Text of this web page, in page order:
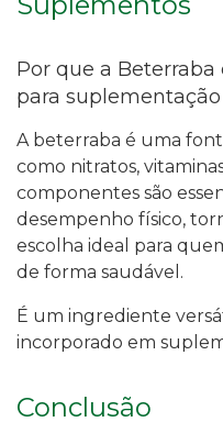
Por que a
para
A beterraba é uma
como nitratos,
componentes são
desempenho físico,
escolha ideal para
de forma saudável.
É um ingrediente
incorporado em
Conclusão